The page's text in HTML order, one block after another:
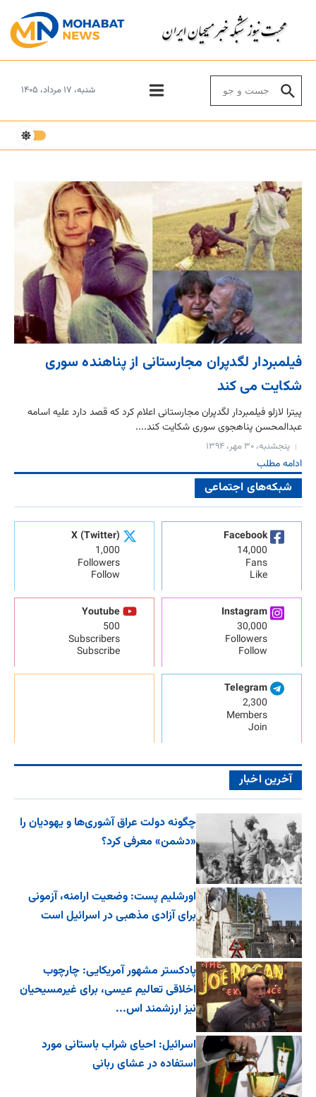
شنبه، ۱۷ مرداد، ۱۴۰۵
فیلمبردار لگدپران مجارستانی از پناهنده سوری
شکایت می کند
‬پیترا لازلو فیلمبردار لگدپران مجارستانی اعلام کرد که قصد دارد علیه اسامه
عبدالمحسن پناهجوی سوری شکایت کند....
پنجشنبه، ۳۰ مهر، ۱۳۹۴
ادامه مطلب
شبکه‌های اجتماعی
Facebook
14,000
Fans
Like
X (Twitter)
1,000
Followers
Follow
Instagram
30,000
Followers
Follow
Youtube
500
Subscribers
Subscribe
Telegram
2,300
Members
Join
آخرین اخبار
چگونه دولت عراق آشوری‌ها و یهودیان را
«دشمن» معرفی کرد؟
اورشلیم پست: وضعیت ارامنه، آزمونی
برای آزادی مذهبی در اسرائیل است
پادکستر مشهور آمریکایی: چارچوب
اخلاقی تعالیم عیسی، برای غیرمسیحیان
نیز ارزشمند اس...
اسرائیل: احیای شراب باستانی مورد
استفاده در عشای ربانی